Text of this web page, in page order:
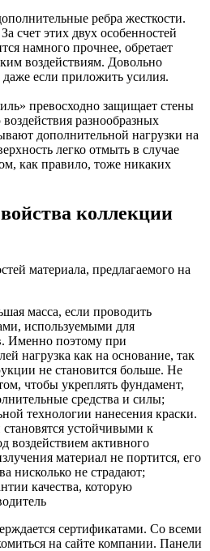
ребра жесткости.
счет этих двух особенностей
намного прочнее, обретает
воздействиям. Довольно
если приложить усилия.
превосходно защищает стены
разнообразных
дополнительной нагрузки на
легко отмыть в случае
как правило, тоже никаких
коллекции
материала, предлагаемого на
масса, если проводить
используемыми для
Именно поэтому при
нагрузка как на основание, так
не становится больше. Не
чтобы укреплять фундамент,
средства и силы;
технологии нанесения краски.
становятся устойчивыми к
воздействием активного
материал не портится, его
нисколько не страдают;
качества, которую
сертификатами. Со всеми
на сайте компании. Панели